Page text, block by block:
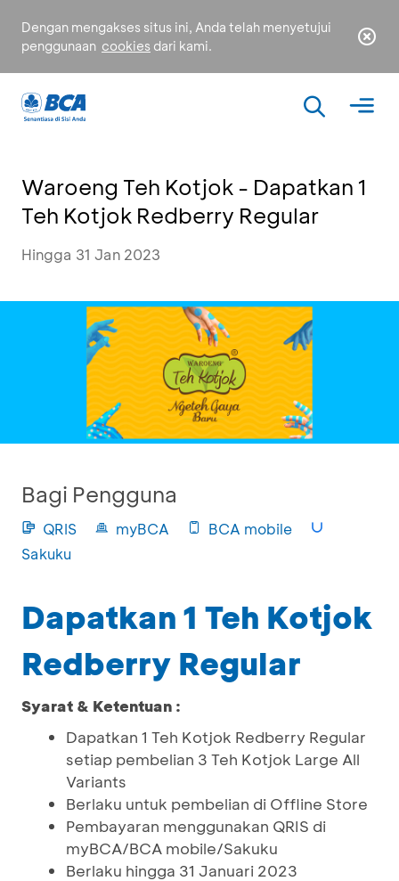
Dengan mengakses situs ini, Anda telah menyetujui
penggunaan cookies dari kami.
Waroeng Teh Kotjok - Dapatkan 1
Teh Kotjok Redberry Regular
Hingga 31 Jan 2023
Bagi Pengguna
QRIS myBCA
BCA mobile
Sakuku
Dapatkan 1 Teh Kotjok
Redberry Regular
Syarat & Ketentuan :
Dapatkan 1 Teh Kotjok Redberry Regular
setiap pembelian 3 Teh Kotjok Large All
Variants
Berlaku untuk pembelian di Offline Store
Pembayaran menggunakan QRIS di
myBCA/BCA mobile/Sakuku
Berlaku hingga 31 Januari 2023